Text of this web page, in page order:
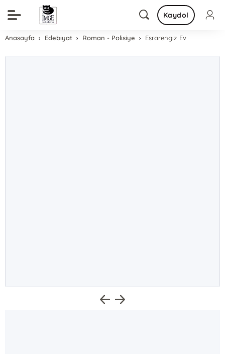
Kaydol
Anasayfa Edebiyat Roman - Polisiye Esrarengiz Ev